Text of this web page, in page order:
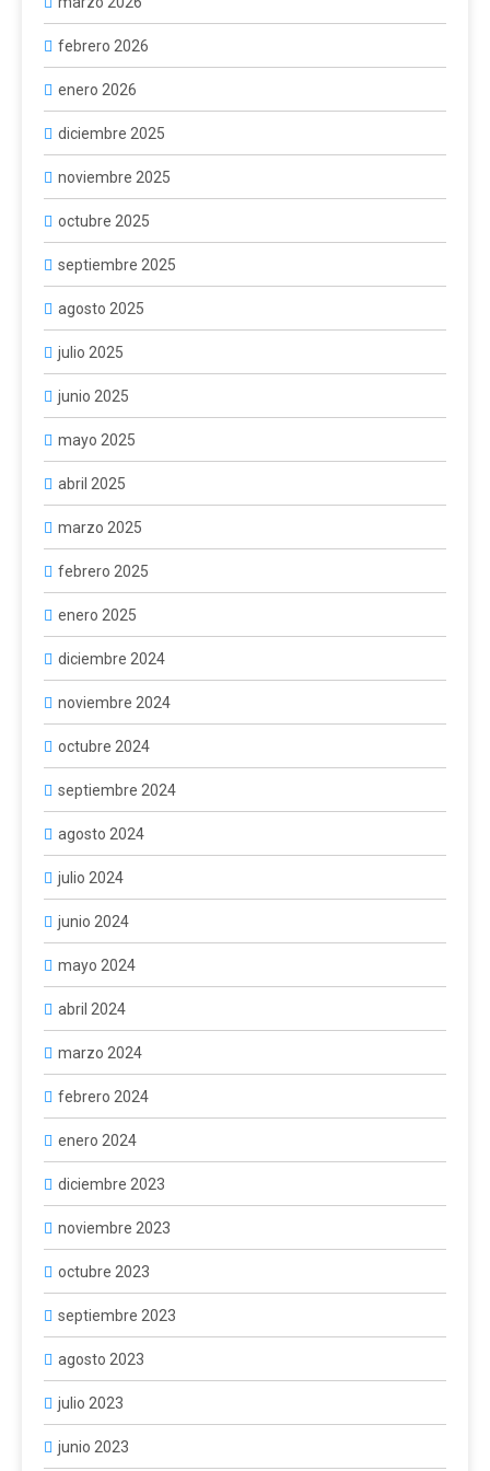
febrero 2026
enero 2026
diciembre 2025
noviembre 2025
octubre 2025
septiembre 2025
agosto 2025
julio 2025
junio 2025
mayo 2025
abril 2025
marzo 2025
febrero 2025
enero 2025
diciembre 2024
noviembre 2024
octubre 2024
septiembre 2024
agosto 2024
julio 2024
junio 2024
mayo 2024
abril 2024
marzo 2024
febrero 2024
enero 2024
diciembre 2023
noviembre 2023
octubre 2023
septiembre 2023
agosto 2023
julio 2023
junio 2023